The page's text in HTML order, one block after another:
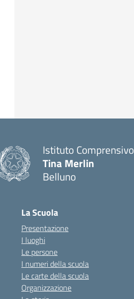
Istituto Comprensivo
Tina Merlin
Belluno
La Scuola
Presentazione
I luoghi
Le persone
I numeri della scuola
Le carte della scuola
Organizzazione